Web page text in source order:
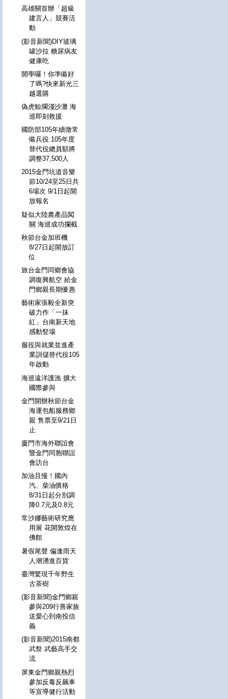
高雄關首辦「超級
建言人」競賽活
動
(影音新聞)DIY玻璃
罐沙拉 糖尿病友
健康吃
開學囉！你準備好
了嗎?快來新光三
越選購
偽虎鯨擱淺沙灘 海
巡即刻救援
國防部105年續徵常
備兵役 105年度
替代役總員額將
調整37,500人
2015金門坑道音樂
節10/24至25日共
6場次 9/1日起開
放報名
疑似大陸農產品闖
關 海巡成功攔截
秋節台金加班機
8/27日起開放訂
位
旅台金門同鄉會協
調復興航空 給金
門鄉親長期優惠
藝術家張毅全新突
破力作「一抹
紅」台南新天地
感動豋場
服役與就業並進產
業訓儲替代役105
年啟動
海巡遠洋護漁 擴大
國際參與
金門開辦秋節台金
海運包船服務鄉
親 售票至9/21日
止
廈門市海外聯誼會
暨金門同胞聯誼
會訪台
加油且慢！國內
汽、柴油價格
8/31日起分別調
降0.7元及0.8元
常沙娜藝術研究應
用展 花開敦煌在
佛館
暑假尾聲 偏逢雨天
人潮湧進百貨
臺灣驚現千年野生
古茶樹
(影音新聞)金門鄉親
參與209行善家族
送愛心到南投信
義
(影音新聞)2015南都
武祭 武藝高手交
流
屏東金門鄉親熱烈
參加反毒反飆車
等宣導健行活動